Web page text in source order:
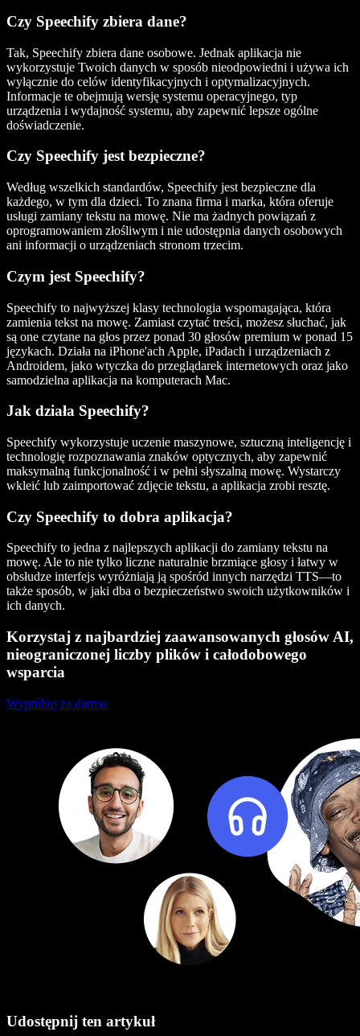
Czy Speechify zbiera dane?
Tak, Speechify zbiera dane osobowe. Jednak aplikacja nie
wykorzystuje Twoich danych w sposób nieodpowiedni i używa ich
wyłącznie do celów identyfikacyjnych i optymalizacyjnych.
Informacje te obejmują wersję systemu operacyjnego, typ
urządzenia i wydajność systemu, aby zapewnić lepsze ogólne
doświadczenie.
Czy Speechify jest bezpieczne?
Według wszelkich standardów, Speechify jest bezpieczne dla
każdego, w tym dla dzieci. To znana firma i marka, która oferuje
usługi zamiany tekstu na mowę. Nie ma żadnych powiązań z
oprogramowaniem złośliwym i nie udostępnia danych osobowych
ani informacji o urządzeniach stronom trzecim.
Czym jest Speechify?
Speechify to najwyższej klasy technologia wspomagająca, która
zamienia tekst na mowę. Zamiast czytać treści, możesz słuchać, jak
są one czytane na głos przez ponad 30 głosów premium w ponad 15
językach. Działa na iPhone'ach Apple, iPadach i urządzeniach z
Androidem, jako wtyczka do przeglądarek internetowych oraz jako
samodzielna aplikacja na komputerach Mac.
Jak działa Speechify?
Speechify wykorzystuje uczenie maszynowe, sztuczną inteligencję i
technologię rozpoznawania znaków optycznych, aby zapewnić
maksymalną funkcjonalność i w pełni słyszalną mowę. Wystarczy
wkleić lub zaimportować zdjęcie tekstu, a aplikacja zrobi resztę.
Czy Speechify to dobra aplikacja?
Speechify to jedna z najlepszych aplikacji do zamiany tekstu na
mowę. Ale to nie tylko liczne naturalnie brzmiące głosy i łatwy w
obsłudze interfejs wyróżniają ją spośród innych narzędzi TTS—to
także sposób, w jaki dba o bezpieczeństwo swoich użytkowników i
ich danych.
Korzystaj z najbardziej zaawansowanych głosów AI,
nieograniczonej liczby plików i całodobowego
wsparcia
Wypróbuj za darmo
Udostępnij ten artykuł